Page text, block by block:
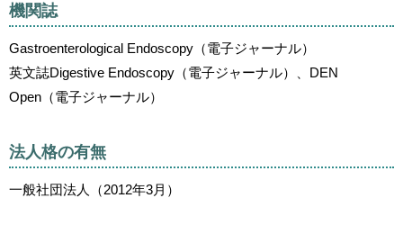
機関誌
Gastroenterological Endoscopy（電子ジャーナル）
英文誌Digestive Endoscopy（電子ジャーナル）、DEN
Open（電子ジャーナル）
法人格の有無
一般社団法人（2012年3月）